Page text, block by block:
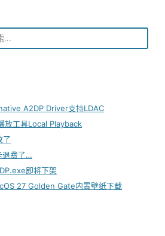
A2DP Driver支持LDAC
放工具Local Playback
了
退费了…
即将下架
27 Golden Gate内置壁纸下载